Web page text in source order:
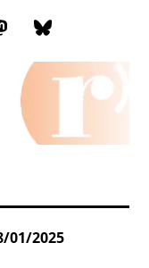
Bluesky
01/2025